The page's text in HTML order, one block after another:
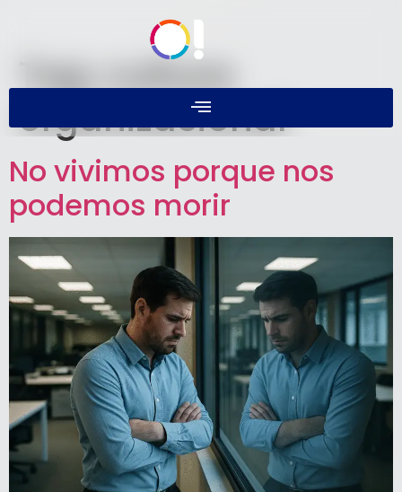
Tag:cultura
organizacional
No vivimos porque nos
podemos morir